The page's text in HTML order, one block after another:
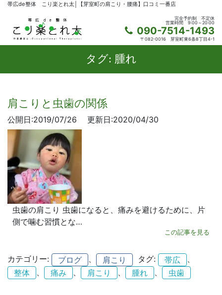
帯広de整体 こり楽とれ太│【芽室町の肩こり・腰痛】口コミ一番店
完全予約制
不定休
営業時間
9:00～20:00
090-7514-1493
〒082-0016 芽室町東6条8丁目4-1
タグ: 腫れ
肩こりと虫歯の関係
公開日:2019/07/26 更新日:2020/04/30
虫歯の肩こり 虫歯になると、痛みを避けるために、片
側で噛む習慣とな…
この記事を見る
カテゴリー: ブログ 、 肩こり タグ: 帯広
、
整体
痛み 肩こり 腫れ 虫歯